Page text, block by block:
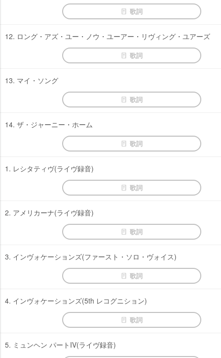
歌詞
12. ロング・アズ・ユー・ノウ・ユーアー・リヴィング・ユアーズ
歌詞
13. マイ・ソング
歌詞
14. ザ・ジャーニー・ホーム
歌詞
1. レシタティヴ(ライヴ録音)
歌詞
2. アメリカーナ(ライヴ録音)
歌詞
3. インヴォケーションズ(ファースト・ソロ・ヴォイス)
歌詞
4. インヴォケーションズ(5th レコグニション)
歌詞
5. ミュンヘン パートIV(ライヴ録音)